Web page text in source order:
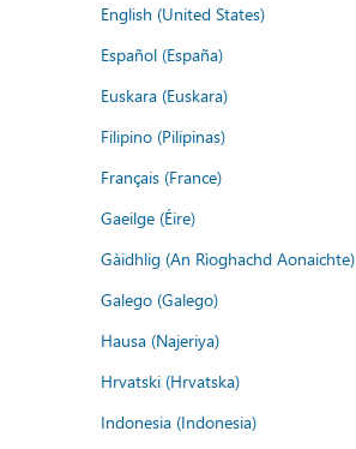
English (United States)
Español (España)
Euskara (Euskara)
Filipino (Pilipinas)
Français (France)
Gaeilge (Éire)
Gàidhlig (An Rìoghachd Aonaichte)
Galego (Galego)
Hausa (Najeriya)
Hrvatski (Hrvatska)
Indonesia (Indonesia)